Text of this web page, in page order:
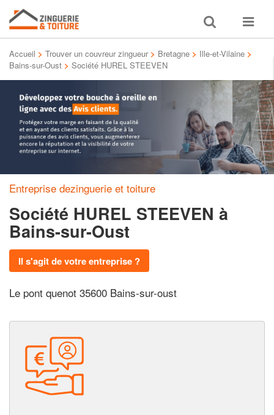
Toggle
search
Toggle
Accueil > Trouver un couvreur zingueur > Bretagne > Ille-et-Vilaine >
Bains-sur-Oust > Société HUREL STEEVEN
Entreprise dezinguerie et toiture
Société HUREL STEEVEN à
Bains-sur-Oust
Il s'agit de votre entreprise ?
Le pont quenot 35600 Bains-sur-oust